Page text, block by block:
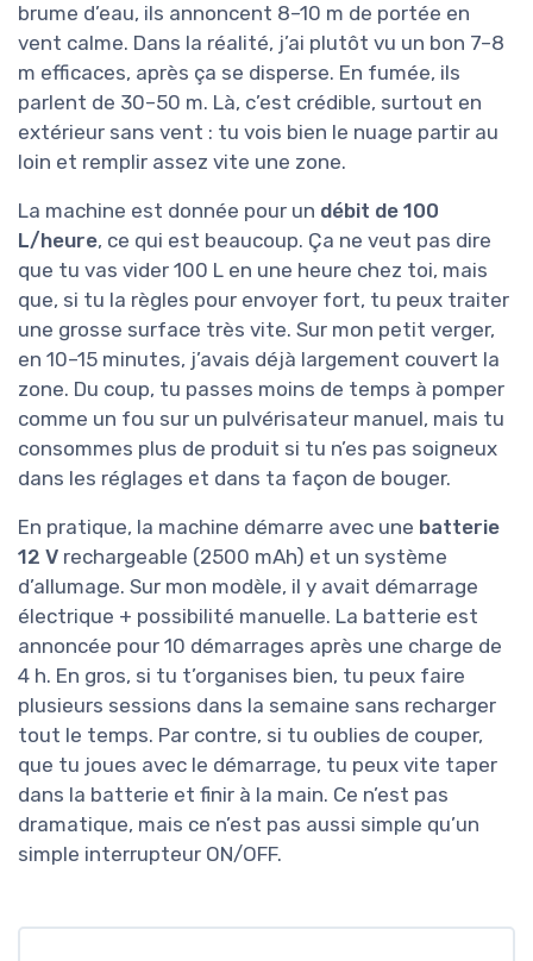
brume d’eau, ils annoncent 8–10 m de portée en
vent calme. Dans la réalité, j’ai plutôt vu un bon 7–8
m efficaces, après ça se disperse. En fumée, ils
parlent de 30–50 m. Là, c’est crédible, surtout en
extérieur sans vent : tu vois bien le nuage partir au
loin et remplir assez vite une zone.
La machine est donnée pour un débit de 100
L/heure, ce qui est beaucoup. Ça ne veut pas dire
que tu vas vider 100 L en une heure chez toi, mais
que, si tu la règles pour envoyer fort, tu peux traiter
une grosse surface très vite. Sur mon petit verger,
en 10–15 minutes, j’avais déjà largement couvert la
zone. Du coup, tu passes moins de temps à pomper
comme un fou sur un pulvérisateur manuel, mais tu
consommes plus de produit si tu n’es pas soigneux
dans les réglages et dans ta façon de bouger.
En pratique, la machine démarre avec une batterie
12 V rechargeable (2500 mAh) et un système
d’allumage. Sur mon modèle, il y avait démarrage
électrique + possibilité manuelle. La batterie est
annoncée pour 10 démarrages après une charge de
4 h. En gros, si tu t’organises bien, tu peux faire
plusieurs sessions dans la semaine sans recharger
tout le temps. Par contre, si tu oublies de couper,
que tu joues avec le démarrage, tu peux vite taper
dans la batterie et finir à la main. Ce n’est pas
dramatique, mais ce n’est pas aussi simple qu’un
simple interrupteur ON/OFF.